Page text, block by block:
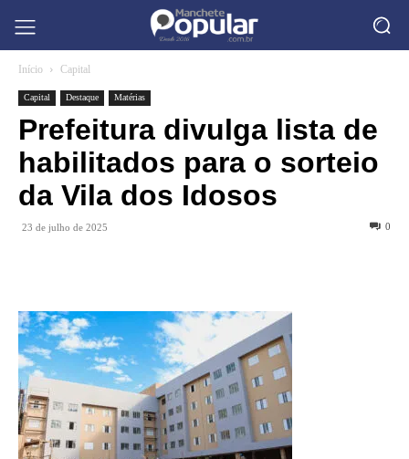
Início Capital
Capital Destaque Matérias
Prefeitura divulga lista de
habilitados para o sorteio
da Vila dos Idosos
23 de julho de 2025 0